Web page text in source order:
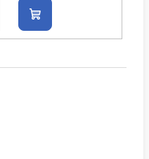
Do
košíku